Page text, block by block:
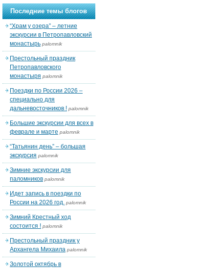
Последние темы блогов
“Храм у озера” – летние
экскурсии в Петропавловский
монастырь palomnik
Престольный праздник
Петропавловского
монастыря palomnik
Поездки по России 2026 –
специально для
дальневосточников ! palomnik
Большие экскурсии для всех в
феврале и марте palomnik
“Татьянин день” – большая
экскурсия palomnik
Зимние экскурсии для
паломников palomnik
Идет запись в поездки по
России на 2026 год. palomnik
Зимний Крестный ход
состоится ! palomnik
Престольный праздник у
Архангела Михаила palomnik
Золотой октябрь в